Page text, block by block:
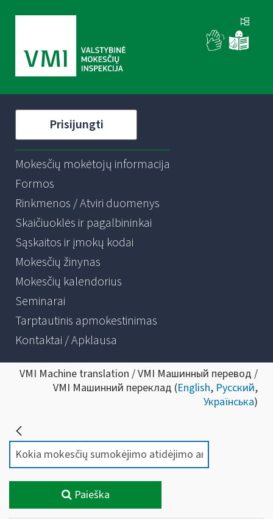
Prisijungti
Mokesčių mokėtojų informacija
Formos
Rinkmenos / Atviri duomenys
Skaičiuoklės ir pagalbininkai
Sąskaitos ir įmokų kodai
Mokesčių žinynas
Mokesčių kalendorius
Seminarai
Tarptautinis apmokestinimas
Kontaktai / Apklausa
VMI Machine translation / VMI Машинный перевод /
VMI Машинний переклад (English, Русский,
Українська)
Paieška